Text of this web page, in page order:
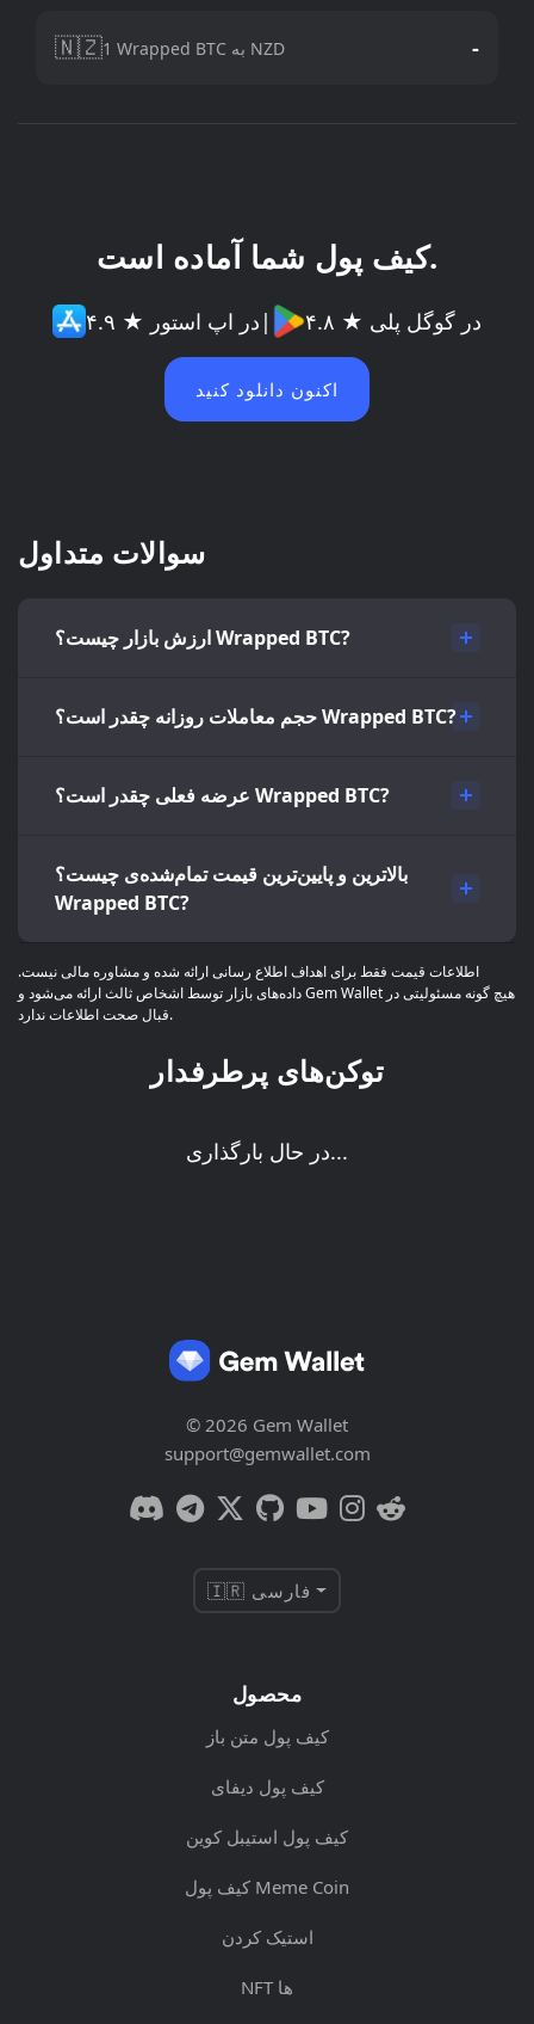
🇳🇿 1 Wrapped BTC به NZD -
کیف پول شما آماده است.
۴.۹ ★ در اپ استور | ۴.۸ ★ در گوگل پلی
اکنون دانلود کنید
سوالات متداول
ارزش بازار چیست؟ Wrapped BTC?
حجم معاملات روزانه چقدر است؟ Wrapped BTC?
عرضه فعلی چقدر است؟ Wrapped BTC?
بالاترین و پایین‌ترین قیمت تمام‌شده‌ی چیست؟
Wrapped BTC?
اطلاعات قیمت فقط برای اهداف اطلاع رسانی ارائه شده و مشاوره مالی نیست.
داده‌های بازار توسط اشخاص ثالث ارائه می‌شود و Gem Wallet هیچ گونه مسئولیتی در
قبال صحت اطلاعات ندارد.
توکن‌های پرطرفدار
در حال بارگذاری...
© 2026 Gem Wallet
support@gemwallet.com
🇮🇷 فارسی
محصول
کیف پول متن باز
کیف پول دیفای
کیف پول استیبل کوین
کیف پول Meme Coin
استیک کردن
NFT ها